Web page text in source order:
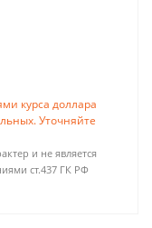
курса доллара
Уточняйте
и не является
ст.437 ГК РФ